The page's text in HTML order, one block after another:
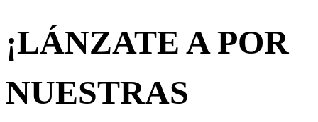
¡LÁNZATE A POR
NUESTRAS